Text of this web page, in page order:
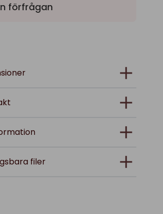
förfrågan
filer